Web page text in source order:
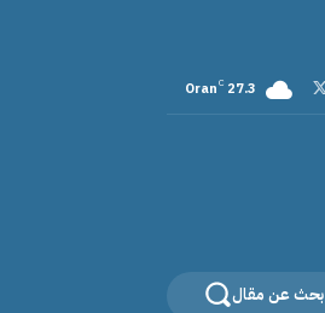
27.3
C
Oran
بحث عن مقال